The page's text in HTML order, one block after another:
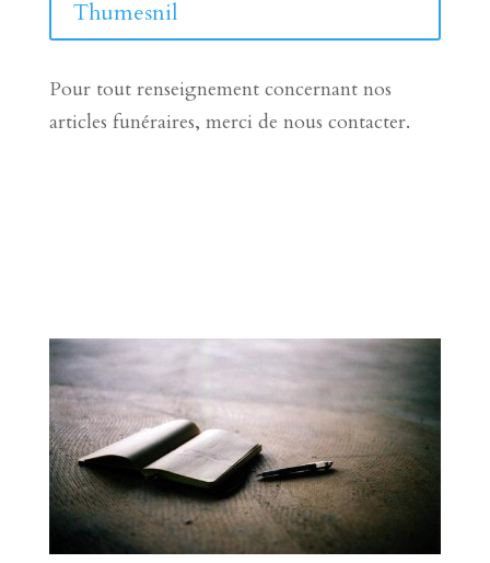
Thumesnil
Pour tout renseignement concernant nos
articles funéraires, merci de nous contacter.